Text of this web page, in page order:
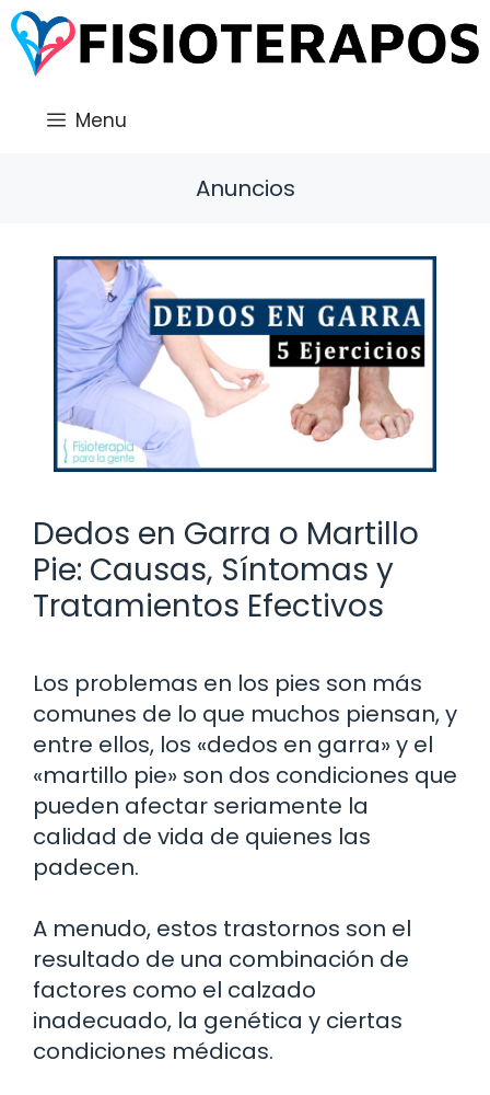
Saltar
al
contenido
Menu
Anuncios
Dedos en Garra o Martillo
Pie: Causas, Síntomas y
Tratamientos Efectivos
Los problemas en los pies son más
comunes de lo que muchos piensan, y
entre ellos, los «dedos en garra» y el
«martillo pie» son dos condiciones que
pueden afectar seriamente la
calidad de vida de quienes las
padecen.
A menudo, estos trastornos son el
resultado de una combinación de
factores como el calzado
inadecuado, la genética y ciertas
condiciones médicas.